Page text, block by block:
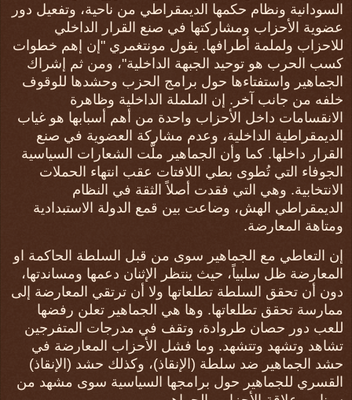
السودانية ونظام حكمها الديمقراطي من ناحية، وتفعيل دور
عضوية الأحزاب ومشاركتها في صنع القرار الداخلي
للاحزاب ولملمة أطرافها. يقول مونتغمري "إن إهم خطوات
كسب الحرب هو توحيد الجبهة الداخلية"، ومن ثم إشراك
الجماهير واستفتاءها حول برامج الحزب وحشدها للوقوف
خلفه من جانب آخر. إن الململة الداخلية وظاهرة
الانقسامات داخل الأحزاب واحدة من أهم أسبابها هو غياب
الديمقراطية الداخلية، وعدم مشاركة العضوية في صنع
القرار داخلها. كما وأن الجماهير ملَّت الشعارات السياسية
الجوفاء التي تُطوى بطي اللافتات عقب انتهاء الحملات
الانتخابية. وهي التي فقدت أصلاً الثقة في النظام
الديمقراطي الهش، وضاعت بين قمع الدولة الاستبدادية
ومتاهة المعارضة.
إن التعاطي مع الجماهير سوى من قبل السلطة الحاكمة او
المعارضة ظل سلبياً، حيث ينتظر الإثنان دعمها ومساندتها،
دون أن تحقق السلطة تطلعاتها ولا أن ترتقي المعارضة إلى
ممارسة تحقق تطلعاتها. وها هي الجماهير تعلن رفضها
للعب دور حصان طروادة، وتقف في مدرجات المتفرجين
تشاهد وتشهد وتتشهد. وما فشل الأحزاب المعارضة في
حشد الجماهير ضد سلطة (الإنقاذ)، وكذلك حشد (الإنقاذ)
القسري للجماهير حول برامجها السياسية سوى مشهد من